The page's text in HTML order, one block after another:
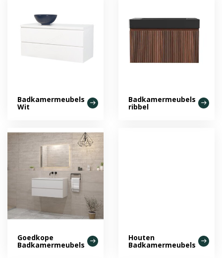
Badkamermeubels
Wit
Badkamermeubels
ribbel
Goedkope
Badkamermeubels
Houten
Badkamermeubels